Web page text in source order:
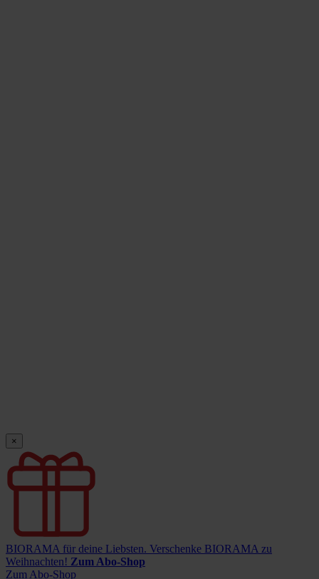
×
BIORAMA für deine Liebsten. Verschenke BIORAMA zu
Weihnachten! Zum Abo-Shop
Zum Abo-Shop